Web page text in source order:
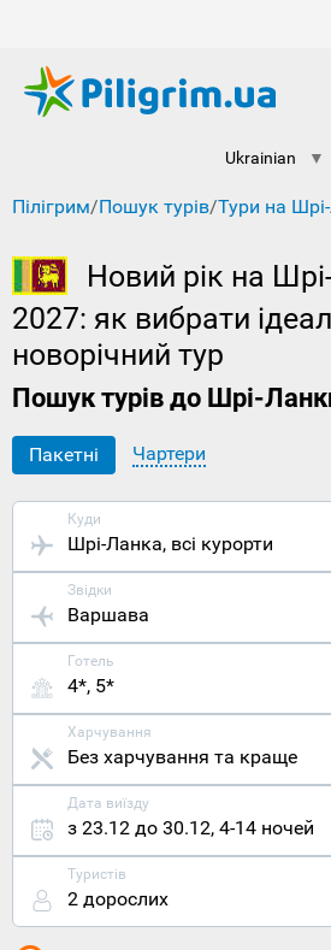
Ukrainian ▼
Пілігрим/Пошук турів/Тури на
Новий рік на
2027: як вибрати
новорічний тур
Пошук турів до Шрі-
Пакетні Чартери
Куди
Шрі-Ланка, всі курорти
Звідки
Варшава
Готель
4*, 5*
Харчування
Без харчування та краще
Дата виїзду
з 23.12 до 30.12, 4-14 ночей
Туристів
2 дорослих